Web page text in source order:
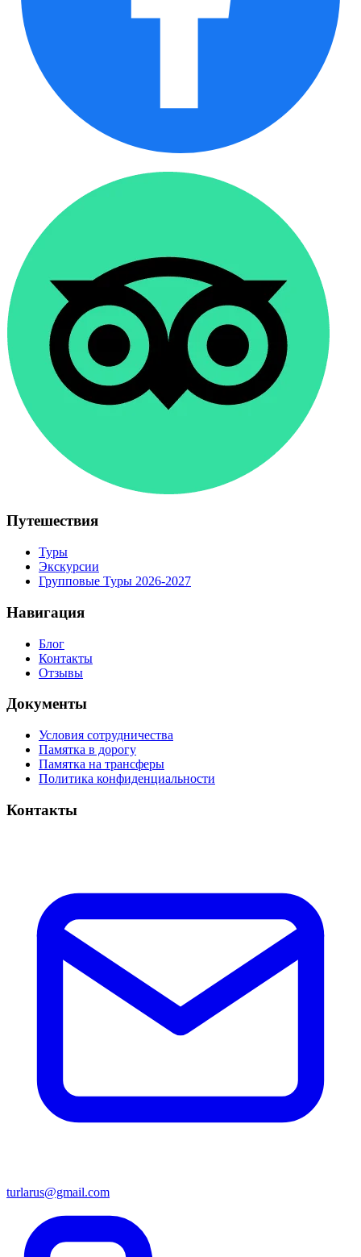
Путешествия
Туры
Экскурсии
Групповые Туры 2026-2027
Навигация
Блог
Контакты
Отзывы
Документы
Условия сотрудничества
Памятка в дорогу
Памятка на трансферы
Политика конфиденциальности
Контакты
turlarus@gmail.com